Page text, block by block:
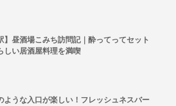
】昼酒場こみち訪問記｜酔ってってセット
しい居酒屋料理を満喫
ような入口が楽しい！フレッシュネスバー